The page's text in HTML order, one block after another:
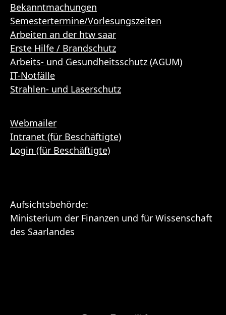
Bekanntmachungen
Semestertermine/Vorlesungszeiten
Arbeiten an der htw saar
Erste Hilfe / Brandschutz
Arbeits- und Gesundheitsschutz (AGUM)
IT-Notfälle
Strahlen- und Laserschutz
Webmailer
Intranet (für Beschäftigte)
Login (für Beschäftigte)
Aufsichtsbehörde:
Ministerium der Finanzen und für Wissenschaft
des Saarlandes